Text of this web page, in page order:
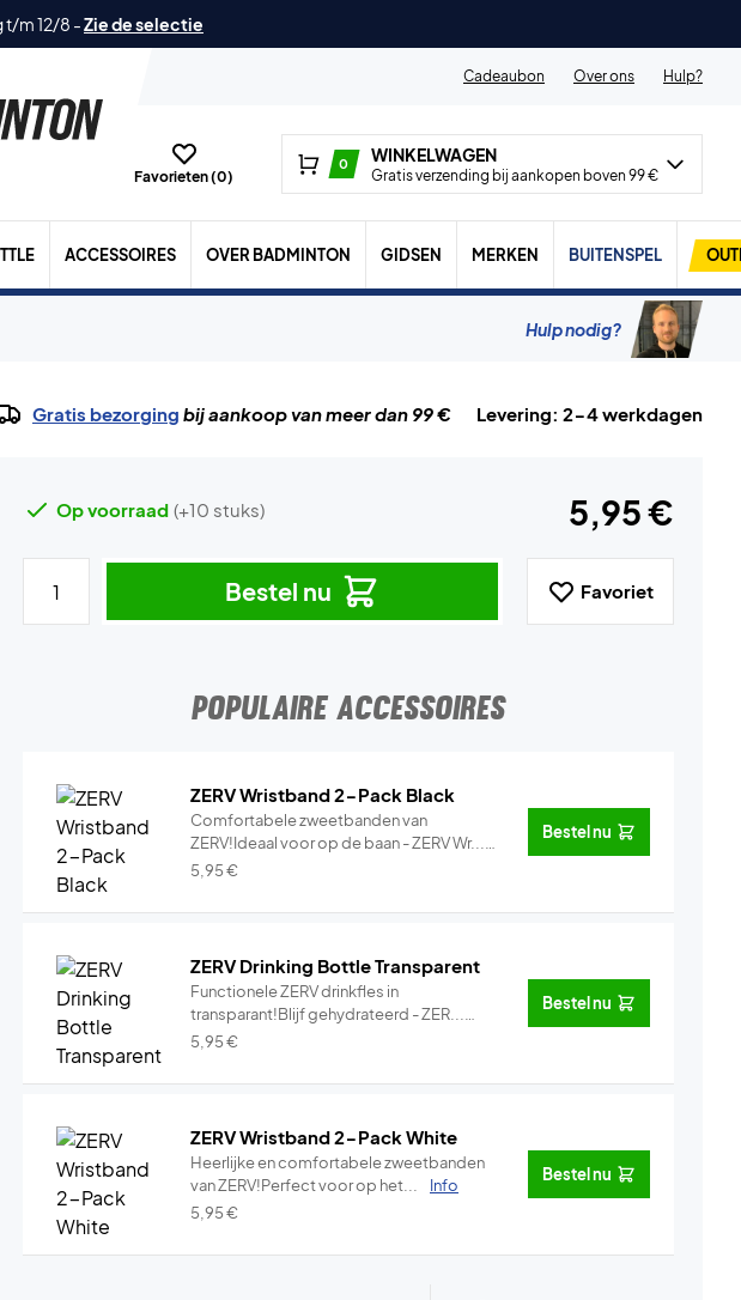
t/m 12/8 -Zie de selectie
Cadeaubon
Over ons Hulp?
Favorieten (0)
0 WINKELWAGEN
Gratis verzending bij aankopen boven 99 €
ACCESSOIRES OVER BADMINTON GIDSEN MERKEN BUITENSPEL
Hulp nodig?
Gratis bezorging bij aankoop van meer dan 99 € Levering: 2-4 werkdagen
Op voorraad (+10 stuks) 5,95 €
Bestel nu Favoriet
POPULAIRE ACCESSOIRES
ZERV Wristband 2-Pack Black
Comfortabele zweetbanden van
ZERV!Ideaal voor op de baan - ZERV Wr...
Info
5,95€
Bestel nu
ZERV Drinking Bottle Transparent
Functionele ZERV drinkfles in
transparant!Blijf gehydrateerd - ZER...
Info
5,95€
Bestel nu
ZERV Wristband 2-Pack White
Heerlijke en comfortabele zweetbanden
van ZERV!Perfect voor op het...
Info
5,95€
Bestel nu